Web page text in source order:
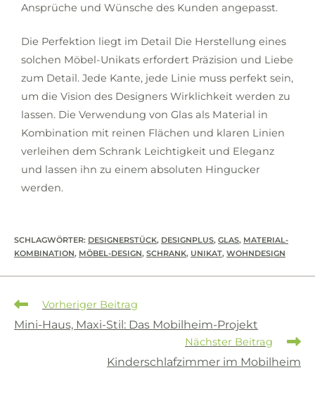
Ansprüche und Wünsche des Kunden angepasst.
Die Perfektion liegt im Detail Die Herstellung eines
solchen Möbel-Unikats erfordert Präzision und Liebe
zum Detail. Jede Kante, jede Linie muss perfekt sein,
um die Vision des Designers Wirklichkeit werden zu
lassen. Die Verwendung von Glas als Material in
Kombination mit reinen Flächen und klaren Linien
verleihen dem Schrank Leichtigkeit und Eleganz
und lassen ihn zu einem absoluten Hingucker
werden.
SCHLAGWÖRTER: DESIGNERSTÜCK, DESIGNPLUS, GLAS, MATERIAL-
KOMBINATION, MÖBEL-DESIGN, SCHRANK, UNIKAT, WOHNDESIGN
Vorheriger Beitrag
Mini-Haus, Maxi-Stil: Das Mobilheim-Projekt
Nächster Beitrag
Kinderschlafzimmer im Mobilheim